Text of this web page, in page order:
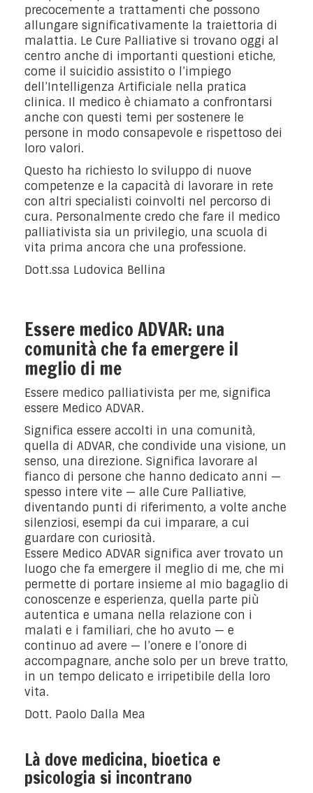
precocemente a trattamenti che possono
allungare significativamente la traiettoria di
malattia. Le Cure Palliative si trovano oggi al
centro anche di importanti questioni etiche,
come il suicidio assistito o l’impiego
dell’Intelligenza Artificiale nella pratica
clinica. Il medico è chiamato a confrontarsi
anche con questi temi per sostenere le
persone in modo consapevole e rispettoso dei
loro valori.
Questo ha richiesto lo sviluppo di nuove
competenze e la capacità di lavorare in rete
con altri specialisti coinvolti nel percorso di
cura. Personalmente credo che fare il medico
palliativista sia un privilegio, una scuola di
vita prima ancora che una professione.
Dott.ssa Ludovica Bellina
Essere medico ADVAR: una
comunità che fa emergere il
meglio di me
Essere medico palliativista per me, significa
essere Medico ADVAR.
Significa essere accolti in una comunità,
quella di ADVAR, che condivide una visione, un
senso, una direzione. Significa lavorare al
fianco di persone che hanno dedicato anni —
spesso intere vite — alle Cure Palliative,
diventando punti di riferimento, a volte anche
silenziosi, esempi da cui imparare, a cui
guardare con curiosità.
Essere Medico ADVAR significa aver trovato un
luogo che fa emergere il meglio di me, che mi
permette di portare insieme al mio bagaglio di
conoscenze e esperienza, quella parte più
autentica e umana nella relazione con i
malati e i familiari, che ho avuto — e
continuo ad avere — l’onere e l’onore di
accompagnare, anche solo per un breve tratto,
in un tempo delicato e irripetibile della loro
vita.
Dott. Paolo Dalla Mea
Là dove medicina, bioetica e
psicologia si incontrano